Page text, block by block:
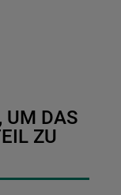
UM DAS
ZU